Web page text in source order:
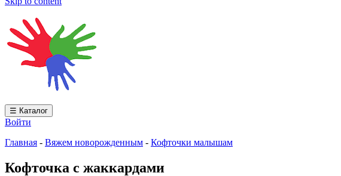
☰ Каталог
Войти
Главная - Вяжем новорожденным - Кофточки малышам
Кофточка с жаккардами